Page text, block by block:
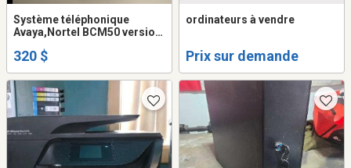
Système téléphonique
Avaya,Nortel BCM50 version
320 $
ordinateurs à vendre
Prix sur demande